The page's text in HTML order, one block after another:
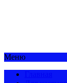
Меню